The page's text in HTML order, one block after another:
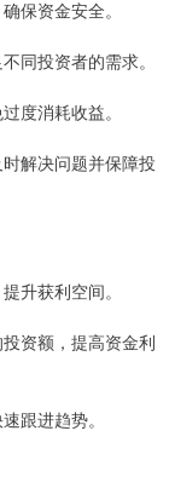
保资金安全。
同投资者的需求。
度消耗收益。
解决问题并保障投
升获利空间。
资额，提高资金利
跟进趋势。